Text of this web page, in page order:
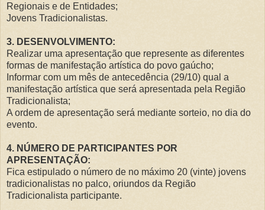
Regionais e de Entidades;
Jovens Tradicionalistas.
3. DESENVOLVIMENTO:
Realizar uma apresentação que represente as diferentes
formas de manifestação artística do povo gaúcho;
Informar com um mês de antecedência (29/10) qual a
manifestação artística que será apresentada pela Região
Tradicionalista;
A ordem de apresentação será mediante sorteio, no dia do
evento.
4. NÚMERO DE PARTICIPANTES POR
APRESENTAÇÃO:
Fica estipulado o número de no máximo 20 (vinte) jovens
tradicionalistas no palco, oriundos da Região
Tradicionalista participante.